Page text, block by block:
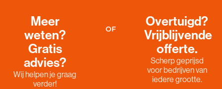
Meer
weten?
Gratis
advies?
Wij helpen je graag
verder!
OF
Overtuigd?
Vrijblijvende
offerte.
Scherp geprijsd
voor bedrijven van
iedere grootte.